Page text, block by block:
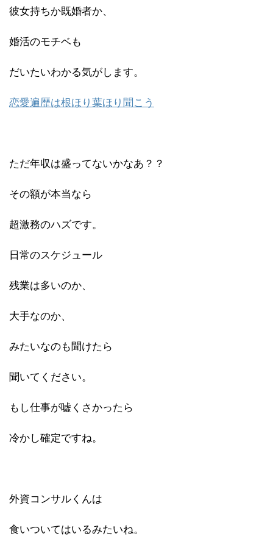
彼女持ちか既婚者か、
婚活のモチベも
だいたいわかる気がします。
恋愛遍歴は根ほり葉ほり聞こう
ただ年収は盛ってないかなあ？？
その額が本当なら
超激務のハズです。
日常のスケジュール
残業は多いのか、
大手なのか、
みたいなのも聞けたら
聞いてください。
もし仕事が嘘くさかったら
冷かし確定ですね。
外資コンサルくんは
食いついてはいるみたいね。